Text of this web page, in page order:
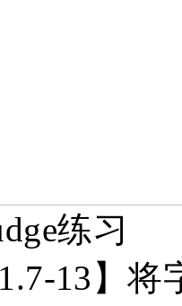
练习
1.7-13】